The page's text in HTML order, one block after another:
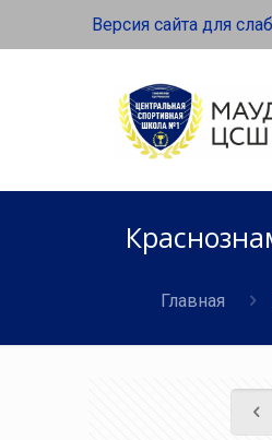
Версия сайта для
Главная